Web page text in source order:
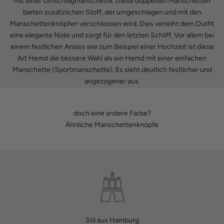
bieten zusätzlichen Stoff, der umgeschlagen und mit den
Manschettenknöpfen verschlossen wird. Dies verleiht dem Outfit
eine elegante Note und sorgt für den letzten Schliff. Vor allem bei
einem festlichen Anlass wie zum Beispiel einer Hochzeit ist diese
Art Hemd die bessere Wahl als ein Hemd mit einer einfachen
Manschette (Sportmanschette). Es sieht deutlich festlicher und
angezogener aus.
doch eine andere Farbe?
Ähnliche Manschettenknöpfe
Stil aus Hamburg